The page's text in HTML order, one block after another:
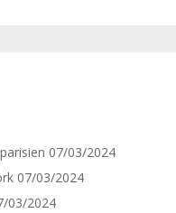
07/03/2024
07/03/2024
03/2024